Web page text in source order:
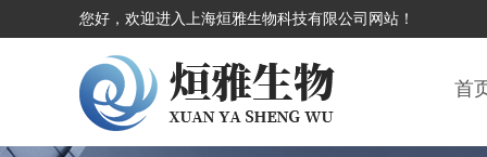
您好，欢迎进入上海烜雅生物科技有限公司网站！
首